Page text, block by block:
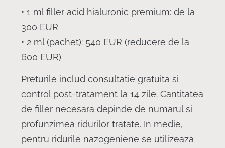
• 1 ml filler acid hialuronic premium: de la
300 EUR
• 2 ml (pachet): 540 EUR (reducere de la
600 EUR)
Preturile includ consultatie gratuita si
control post-tratament la 14 zile. Cantitatea
de filler necesara depinde de numarul si
profunzimea ridurilor tratate. In medie,
pentru ridurile nazogeniene se utilizeaza